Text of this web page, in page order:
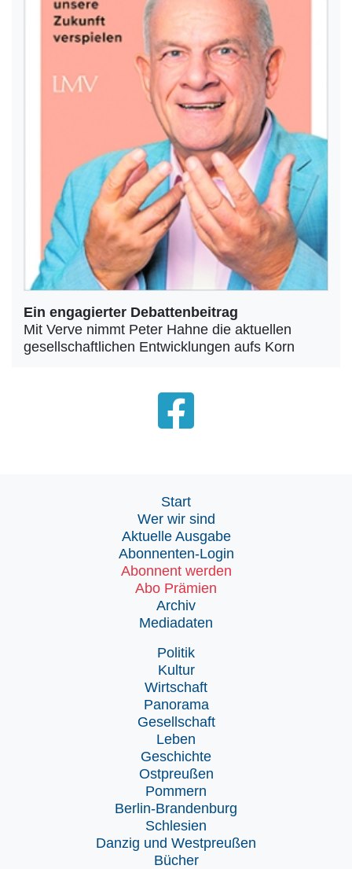
Ein engagierter Debattenbeitrag
Mit Verve nimmt Peter Hahne die aktuellen
gesellschaftlichen Entwicklungen aufs Korn
Start
Wer wir sind
Aktuelle Ausgabe
Abonnenten-Login
Abonnent werden
Abo Prämien
Archiv
Mediadaten
Politik
Kultur
Wirtschaft
Panorama
Gesellschaft
Leben
Geschichte
Ostpreußen
Pommern
Berlin-Brandenburg
Schlesien
Danzig und Westpreußen
Bücher